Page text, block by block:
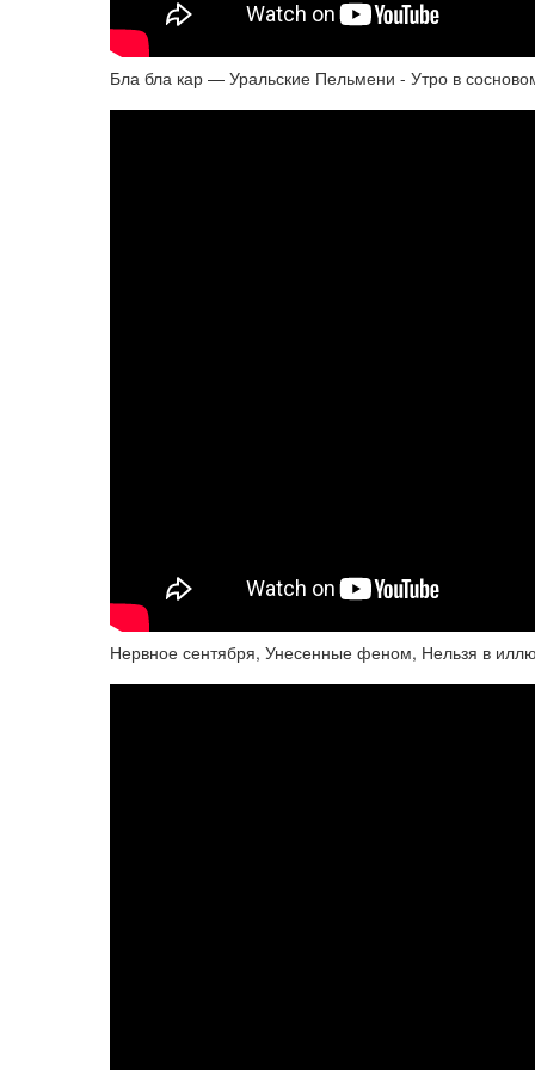
Бла бла кар — Уральские Пельмени - Утро в
Нервное сентября, Унесенные феном, Нельзя в